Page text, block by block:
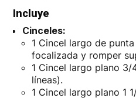
Incluye
Cinceles:
1 Cincel largo de
focalizada y romper
1 Cincel largo plano
líneas).
1 Cincel largo plano 1